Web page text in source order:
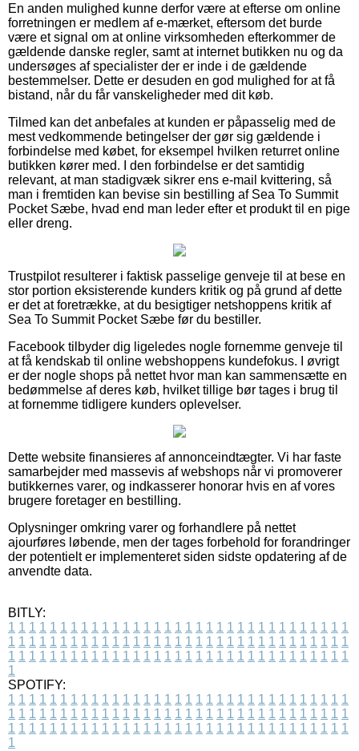
En anden mulighed kunne derfor være at efterse om online
forretningen er medlem af e-mærket, eftersom det burde
være et signal om at online virksomheden efterkommer de
gældende danske regler, samt at internet butikken nu og da
undersøges af specialister der er inde i de gældende
bestemmelser. Dette er desuden en god mulighed for at få
bistand, når du får vanskeligheder med dit køb.
Tilmed kan det anbefales at kunden er påpasselig med de
mest vedkommende betingelser der gør sig gældende i
forbindelse med købet, for eksempel hvilken returret online
butikken kører med. I den forbindelse er det samtidig
relevant, at man stadigvæk sikrer ens e-mail kvittering, så
man i fremtiden kan bevise sin bestilling af Sea To Summit
Pocket Sæbe, hvad end man leder efter et produkt til en pige
eller dreng.
Trustpilot resulterer i faktisk passelige genveje til at bese en
stor portion eksisterende kunders kritik og på grund af dette
er det at foretrække, at du besigtiger netshoppens kritik af
Sea To Summit Pocket Sæbe før du bestiller.
Facebook tilbyder dig ligeledes nogle fornemme genveje til
at få kendskab til online webshoppens kundefokus. I øvrigt
er der nogle shops på nettet hvor man kan sammensætte en
bedømmelse af deres køb, hvilket tillige bør tages i brug til
at fornemme tidligere kunders oplevelser.
Dette website finansieres af annonceindtægter. Vi har faste
samarbejder med massevis af webshops når vi promoverer
butikkernes varer, og indkasserer honorar hvis en af vores
brugere foretager en bestilling.
Oplysninger omkring varer og forhandlere på nettet
ajourføres løbende, men der tages forbehold for forandringer
der potentielt er implementeret siden sidste opdatering af de
anvendte data.
BITLY:
1 1 1 1 1 1 1 1 1 1 1 1 1 1 1 1 1 1 1 1 1 1 1 1 1 1 1 1 1 1 1 1 1
1 1 1 1 1 1 1 1 1 1 1 1 1 1 1 1 1 1 1 1 1 1 1 1 1 1 1 1 1 1 1 1 1
1 1 1 1 1 1 1 1 1 1 1 1 1 1 1 1 1 1 1 1 1 1 1 1 1 1 1 1 1 1 1 1 1
1
SPOTIFY:
1 1 1 1 1 1 1 1 1 1 1 1 1 1 1 1 1 1 1 1 1 1 1 1 1 1 1 1 1 1 1 1 1
1 1 1 1 1 1 1 1 1 1 1 1 1 1 1 1 1 1 1 1 1 1 1 1 1 1 1 1 1 1 1 1 1
1 1 1 1 1 1 1 1 1 1 1 1 1 1 1 1 1 1 1 1 1 1 1 1 1 1 1 1 1 1 1 1 1
1